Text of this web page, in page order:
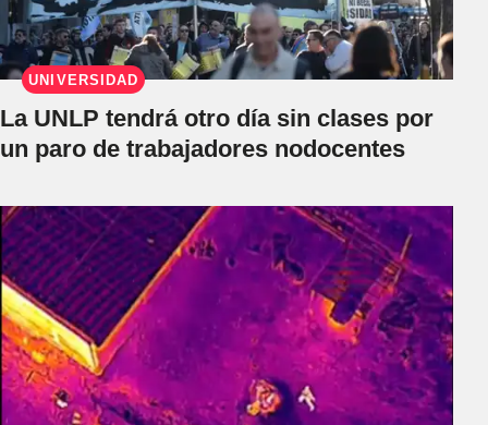
UNIVERSIDAD
La UNLP tendrá otro día sin clases por
un paro de trabajadores nodocentes